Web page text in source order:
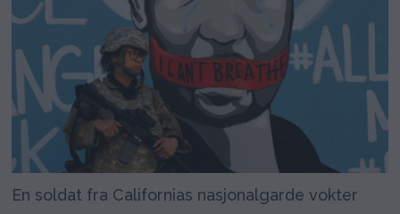
En soldat fra Californias nasjonalgarde vokter